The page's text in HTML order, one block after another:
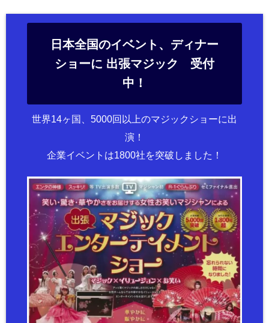
日本全国のイベント、ディナー
ショーに 出張マジック 受付
中！
世界14ヶ国、5000回以上のマジックショーに出
演！
企業イベントは1800社を突破しました！